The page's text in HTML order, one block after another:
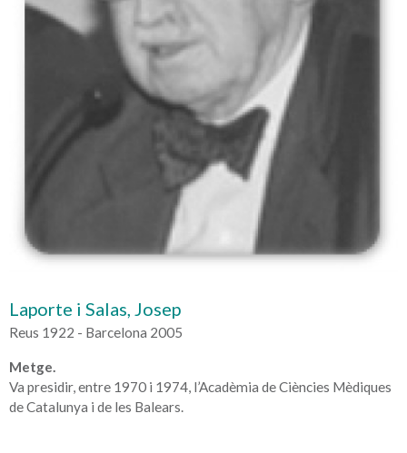
Laporte i Salas, Josep
Reus 1922 - Barcelona 2005
Metge.
Va presidir, entre 1970 i 1974, l’Acadèmia de Ciències Mèdiques
de Catalunya i de les Balears.